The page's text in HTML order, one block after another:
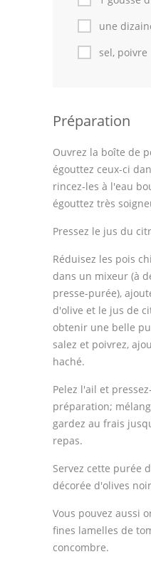
Cuisine
Articles
Astuces de
Leçons de
Fêtes
Chefs
Forum
Thèmes
Espace
une
sel, poivre
Préparation
Ouvrez la boîte de
égouttez ceux-ci
rincez-les à l'eau
égouttez très
Pressez le jus du
Réduisez les pois
dans un mixeur (à
presse-purée),
d'olive et le jus de
obtenir une belle
salez et poivrez,
haché.
Pelez l'ail et
préparation;
gardez au frais
repas.
Servez cette purée
décorée d'olives
Vous pouvez aussi
fines lamelles de
concombre.